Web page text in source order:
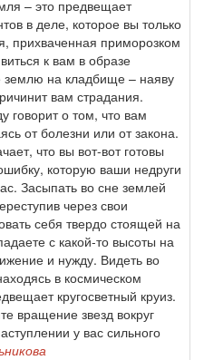
– это предвещает
в деле, которое вы только
прихваченная приморозком
к вам в образе
землю на кладбище – наяву
вам страдания.
говорит о том, что вам
от болезни или от закона.
что вы вот-вот готовы
которую ваши недруги
Засыпать во сне землей
через свои
себя твердо стоящей на
с какой-то высоты на
и нужду. Видеть во
в космическом
кругосветный круиз.
вращение звезд вокруг
у вас сильного